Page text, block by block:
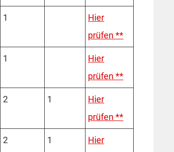
1
Hier
prüfen **
1
Hier
prüfen **
2 1
Hier
prüfen **
2 1
Hier